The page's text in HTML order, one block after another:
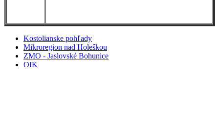
Kostolianske pohľady
Mikroregion nad Holeškou
ZMO - Jaslovské Bohunice
OIK